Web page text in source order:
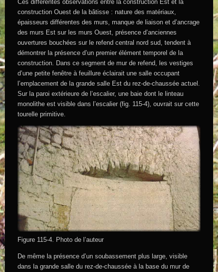
Ces différentes observations entre la construction Est et la
construction Ouest de la bâtisse : nature des matériaux,
épaisseurs différentes des murs, manque de liaison et d’ancrage
des murs Est sur les murs Ouest, présence d’anciennes
ouvertures bouchées sur le refend central nord sud, tendent à
démontrer la présence d’un premier élément temporel de la
construction. Dans ce segment de mur de refend, les vestiges
d’une petite fenêtre à feuillure éclairait une salle occupant
l’emplacement de la grande salle Est du rez-de-chaussée actuel.
Sur la paroi extérieure de l’escalier, une baie dont le linteau
monolithe est visible dans l’escalier (fig. 115-4), ouvrait sur cette
tourelle primitive.
Figure 115-4. Photo de l’auteur
De même la présence d’un soubassement plus large, visible
dans la grande salle du rez-de-chaussée à la base du mur de